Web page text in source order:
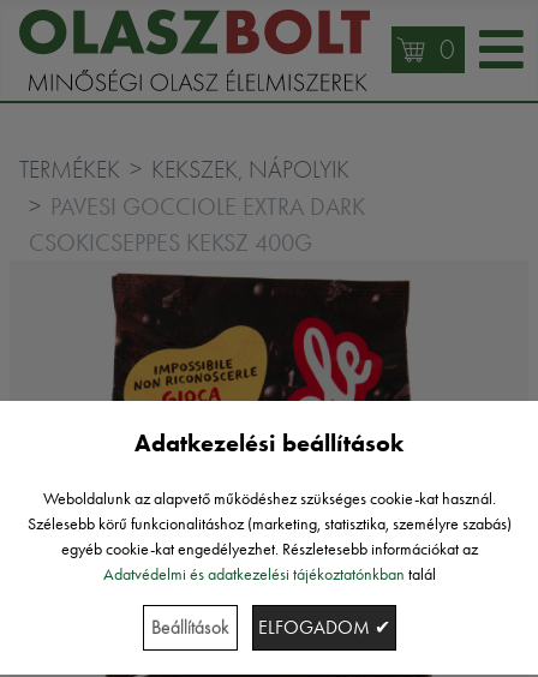
0
TERMÉKEK KEKSZEK, NÁPOLYIK
PAVESI GOCCIOLE EXTRA DARK
CSOKICSEPPES KEKSZ 400G
Adatkezelési beállítások
Weboldalunk az alapvető működéshez szükséges cookie-kat használ.
Szélesebb körű funkcionalitáshoz (marketing, statisztika, személyre szabás)
egyéb cookie-kat engedélyezhet. Részletesebb információkat az
Adatvédelmi és adatkezelési tájékoztatónkban talál
Beállítások ELFOGADOM ✔